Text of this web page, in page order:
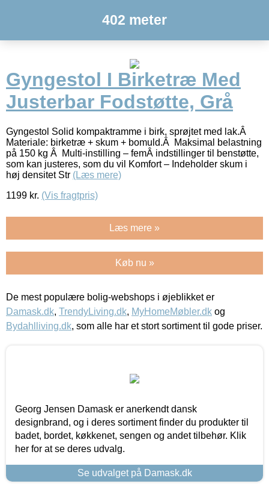
402 meter
Gyngestol I Birketræ Med
Justerbar Fodstøtte, Grå
Gyngestol Solid kompaktramme i birk, sprøjtet med lak.Â
Materiale: birketræ + skum + bomuld.Â Maksimal belastning
på 150 kg Â Multi-instilling – femÂ indstillinger til benstøtte,
som kan justeres, som du vil Komfort – Indeholder skum i
høj densitet Str (Læs mere)
1199 kr. (Vis fragtpris)
Læs mere »
Køb nu »
De mest populære bolig-webshops i øjeblikket er
Damask.dk, TrendyLiving.dk, MyHomeMøbler.dk og
Bydahlliving.dk, som alle har et stort sortiment til gode priser.
Georg Jensen Damask er anerkendt dansk
designbrand, og i deres sortiment finder du produkter til
badet, bordet, køkkenet, sengen og andet tilbehør. Klik
her for at se deres udvalg.
Se udvalget på Damask.dk